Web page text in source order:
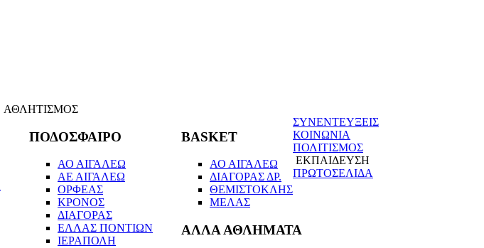
ΑΘΛΗΤΙΣΜΟΣ
ΠΟΔΟΣΦΑΙΡΟ
ΑΟ ΑΙΓΑΛΕΩ
ΑΕ ΑΙΓΑΛΕΩ
ΟΡΦΕΑΣ
ΚΡΟΝΟΣ
ΔΙΑΓΟΡΑΣ
ΕΛΛΑΣ ΠΟΝΤΙΩΝ
ΙΕΡΑΠΟΛΗ
BASKET
ΑΟ ΑΙΓΑΛΕΩ
ΔΙΑΓΟΡΑΣ ΔΡ.
ΘΕΜΙΣΤΟΚΛΗΣ
ΜΕΛΑΣ
ΑΛΛΑ ΑΘΛΗΜΑΤΑ
ΣΥΝΕΝΤΕΥΞΕΙΣ
ΚΟΙΝΩΝΙΑ
ΠΟΛΙΤΙΣΜΟΣ
ΕΚΠΑΙΔΕΥΣΗ
ΠΡΩΤΟΣΕΛΙΔΑ